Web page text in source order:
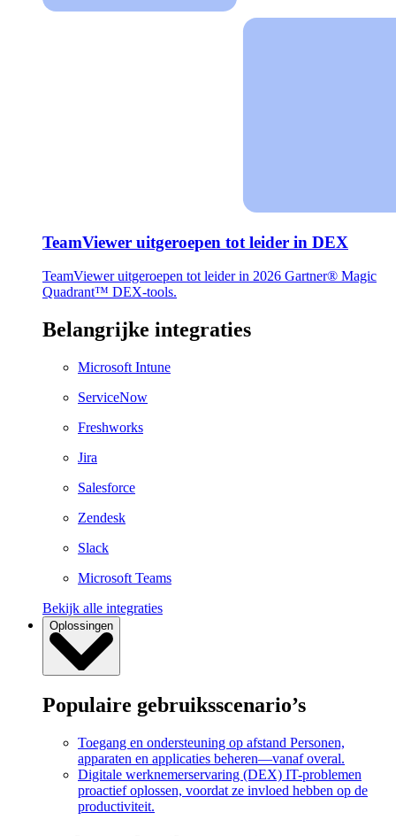
TeamViewer uitgeroepen tot leider in DEX
TeamViewer uitgeroepen tot leider in 2026 Gartner® Magic
Quadrant™ DEX-tools.
Belangrijke integraties
Microsoft Intune
ServiceNow
Freshworks
Jira
Salesforce
Zendesk
Slack
Microsoft Teams
Bekijk alle integraties
Oplossingen
Populaire gebruiksscenario’s
Toegang en ondersteuning op afstand Personen,
apparaten en applicaties beheren—vanaf overal.
Digitale werknemerservaring (DEX) IT-problemen
proactief oplossen, voordat ze invloed hebben op de
productiviteit.